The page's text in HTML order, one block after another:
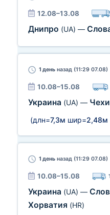
12.08–13.08
Днипро (UA) —
1 день назад (11:29 07.08)
10.08–15.08
Украина (UA) —
(длн=7,3м шир=2,48м
1 день назад (11:29 07.08)
10.08–15.08
Украина (UA) —
Хорватия (HR)